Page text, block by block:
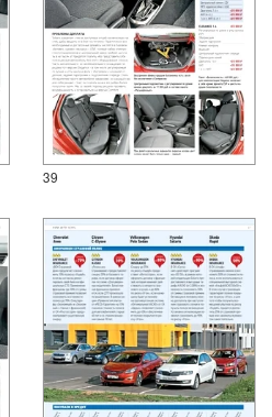
39